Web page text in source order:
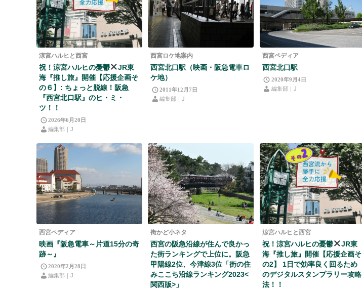
涼宮ハルヒと西宮
祝！涼宮ハルヒの憂鬱
JR東
海『推し旅』開催【応援企画そ
の６】: ちょっと脱線！阪急
『西宮北口駅』のヒ・ミ・
ツ！！
2026年6月20日
編集部｜J
西宮ロケ地案内
西宮北口駅（映画・阪急電車ロ
ケ地）
2011年12月7日
編集部｜J
西宮ペディア
西宮北口駅
2020年9月4日
編集部｜J
西宮ペディア
映画『阪急電車～片道15分の奇
跡～』
2020年2月28日
編集部｜J
街かど小ネタ
西宮の阪急沿線が住んで良かっ
た街ランキングで上位に。阪急
甲陽線2位、今津線3位「街の住
みここち沿線ランキング2023<
関西版>」
涼宮ハルヒと西宮
祝！涼宮ハルヒの憂鬱
JR東
海『推し旅』開催【応援企画そ
の2】 1日で効率良く回るため
のデジタルスタンプラリー攻略
法！！